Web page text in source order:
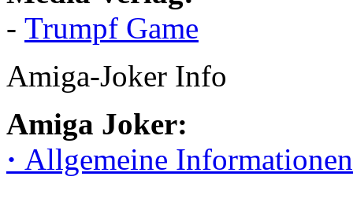
- Trumpf Game
Amiga-Joker Info
Amiga Joker:
· Allgemeine Informationen